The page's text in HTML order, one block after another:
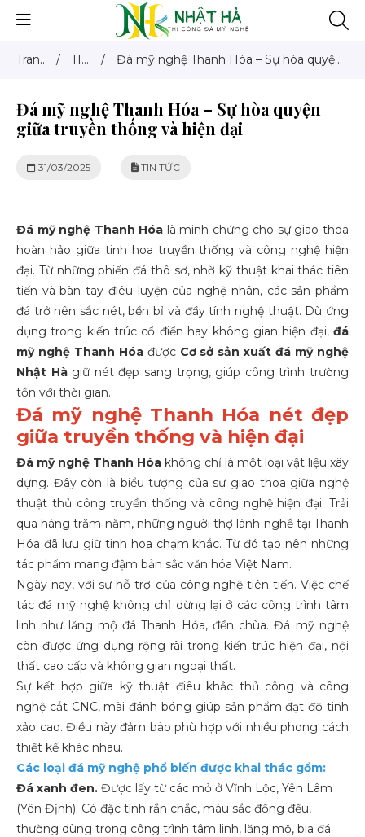
Trang / TIN / Đá mỹ nghệ Thanh Hóa – Sự hòa quyện
Đá mỹ nghệ Thanh Hóa – Sự hòa quyện
giữa truyền thống và hiện đại
31/03/2025 TIN TỨC
Đá mỹ nghệ Thanh Hóa là minh chứng cho sự giao thoa
hoàn hảo giữa tinh hoa truyền thống và công nghệ hiện
đại. Từ những phiến đá thô sơ, nhờ kỹ thuật khai thác tiên
tiến và bàn tay điêu luyện của nghệ nhân, các sản phẩm
đá trở nên sắc nét, bền bỉ và đầy tính nghệ thuật. Dù ứng
dụng trong kiến trúc cổ điển hay không gian hiện đại, đá
mỹ nghệ Thanh Hóa được Cơ sở sản xuất đá mỹ nghệ
Nhật Hàgiữ nét đẹp sang trọng, giúp công trình trường
tồn với thời gian.
Đá mỹ nghệ Thanh Hóa nét đẹp
giữa truyền thống và hiện đại
Đá mỹ nghệ Thanh Hóa không chỉ là một loại vật liệu xây
dựng. Đây còn là biểu tượng của sự giao thoa giữa nghệ
thuật thủ công truyền thống và công nghệ hiện đại. Trải
qua hàng trăm năm, những người thợ lành nghề tại Thanh
Hóa đã lưu giữ tinh hoa chạm khắc. Từ đó tạo nên những
tác phẩm mang đậm bản sắc văn hóa Việt Nam.
Ngày nay, với sự hỗ trợ của công nghệ tiên tiến. Việc chế
tác đá mỹ nghệ không chỉ dừng lại ở các công trình tâm
linh như lăng mộ đá Thanh Hóa, đền chùa. Đá mỹ nghệ
còn được ứng dụng rộng rãi trong kiến trúc hiện đại, nội
thất cao cấp và không gian ngoại thất.
Sự kết hợp giữa kỹ thuật điêu khắc thủ công và công
nghệ cắt CNC, mài đánh bóng giúp sản phẩm đạt độ tinh
xảo cao. Điều này đảm bảo phù hợp với nhiều phong cách
thiết kế khác nhau.
Các loại đá mỹ nghệ phổ biến được khai thác gồm:
Đá xanh đen. Được lấy từ các mỏ ở Vĩnh Lộc, Yên Lâm
(Yên Định). Có đặc tính rắn chắc, màu sắc đồng đều,
thường dùng trong công trình tâm linh, lăng mộ, bia đá.